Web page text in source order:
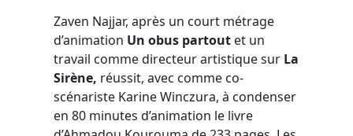
Zaven Najjar, après un court métrage
d’animation Un obus partout et un
travail comme directeur artistique sur La
Sirène, réussit, avec comme co-
scénariste Karine Winczura, à condenser
en 80 minutes d’animation le livre